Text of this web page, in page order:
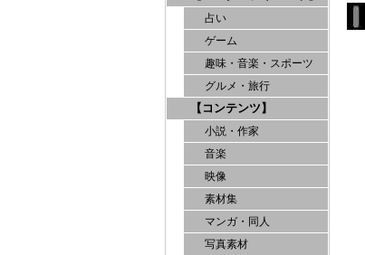
占い
ゲーム
趣味・音楽・スポーツ
グルメ・旅行
【コンテンツ】
小説・作家
音楽
映像
素材集
マンガ・同人
写真素材